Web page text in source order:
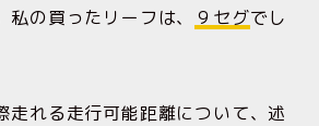
の買ったリーフは、
９セグでし
走れる走行可能距離について、述